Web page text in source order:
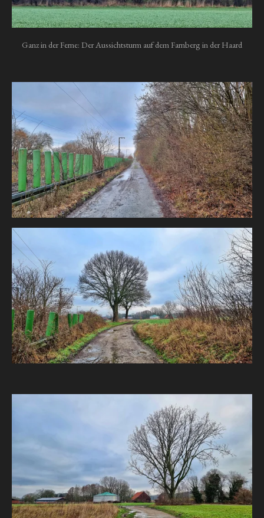
Ganz in der Ferne: Der Aussichtsturm auf dem Farnberg in der Haard